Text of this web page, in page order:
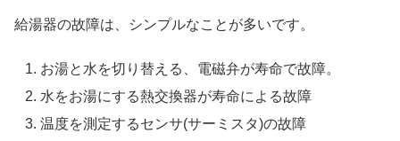
給湯器の故障は、シンプルなことが多いです。
お湯と水を切り替える、電磁弁が寿命で故障。
水をお湯にする熱交換器が寿命による故障
温度を測定するセンサ(サーミスタ)の故障